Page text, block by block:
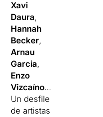
Xavi
Daura,
Hannah
Becker,
Arnau
Garcia,
Enzo
Vizcaíno…
Un desfile
de artistas